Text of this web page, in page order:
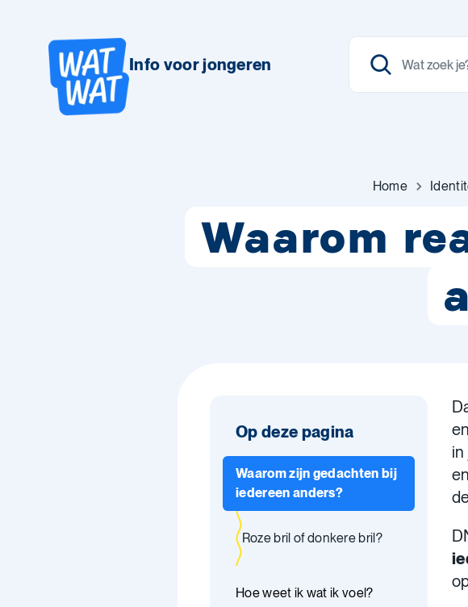
Info voor jongeren
Home
Waarom
Op deze pagina
Waarom zijn gedachten bij
iedereen anders?
Roze bril of donkere bril?
Hoe weet ik wat ik voel?